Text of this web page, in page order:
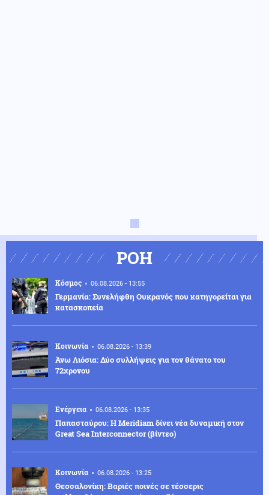
ΡΟΗ
Κόσμος 06.08.2026 - 13:55
Γερμανία: Συνελήφθη Ουκρανός που κατηγορείται για
κατασκοπεία
Κοινωνία 06.08.2026 - 13:39
Άνω Λιόσια: Δύο συλλήψεις για τον θάνατο του
72χρονου
Ενέργεια 06.08.2026 - 13:35
Παπασταύρου: Η Meridiam δίνει νέα δυναμική στον
Great Sea Interconnector (βίντεο)
Κοινωνία 06.08.2026 - 13:25
Θεσσαλονίκη: Βαριές ποινές σε τέσσερις